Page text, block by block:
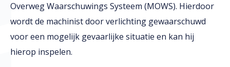
Overweg Waarschuwings Systeem (MOWS). Hierdoor
wordt de machinist door verlichting gewaarschuwd
voor een mogelijk gevaarlijke situatie en kan hij
hierop inspelen.